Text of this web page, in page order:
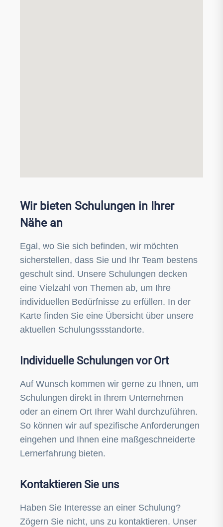
Wir bieten Schulungen in Ihrer
Nähe an
Egal, wo Sie sich befinden, wir möchten
sicherstellen, dass Sie und Ihr Team bestens
geschult sind. Unsere Schulungen decken
eine Vielzahl von Themen ab, um Ihre
individuellen Bedürfnisse zu erfüllen. In der
Karte finden Sie eine Übersicht über unsere
aktuellen Schulungssstandorte.
Individuelle Schulungen vor Ort
Auf Wunsch kommen wir gerne zu Ihnen, um
Schulungen direkt in Ihrem Unternehmen
oder an einem Ort Ihrer Wahl durchzuführen.
So können wir auf spezifische Anforderungen
eingehen und Ihnen eine maßgeschneiderte
Lernerfahrung bieten.
Kontaktieren Sie uns
Haben Sie Interesse an einer Schulung?
Zögern Sie nicht, uns zu kontaktieren. Unser